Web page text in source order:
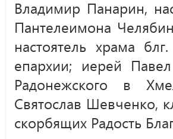
Владимир Панарин,
Пантелеимона
настоятель храма
епархии; иерей
Радонежского в
Святослав Шевченко,
скорбящих Радость